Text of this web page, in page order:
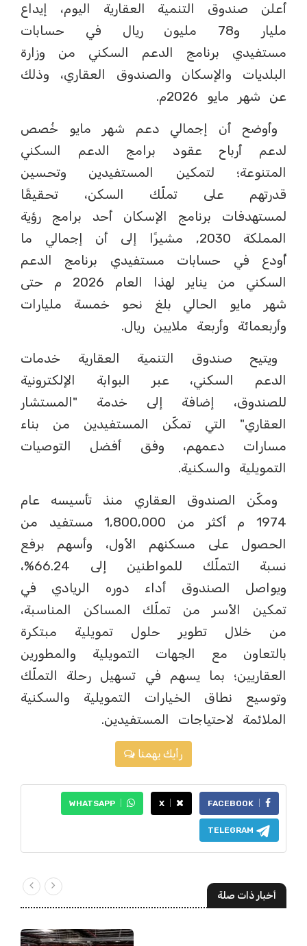
أعلن صندوق التنمية العقارية اليوم، إيداع
مليار و78 مليون ريال في حسابات
مستفيدي برنامج الدعم السكني من وزارة
البلديات والإسكان والصندوق العقاري، وذلك
عن شهر مايو 2026م.
وأوضح أن إجمالي دعم شهر مايو خُصص
لدعم أرباح عقود برامج الدعم السكني
المتنوعة؛ لتمكين المستفيدين وتحسين
قدرتهم على تملّك السكن، تحقيقًا
لمستهدفات برنامج الإسكان أحد برامج رؤية
المملكة 2030, مشيرًا إلى أن إجمالي ما
أُودع في حسابات مستفيدي برنامج الدعم
السكني من يناير لهذا العام 2026 م حتى
شهر مايو الحالي بلغ نحو خمسة مليارات
وأربعمائة وأربعة ملايين ريال.
ويتيح صندوق التنمية العقارية خدمات
الدعم السكني، عبر البوابة الإلكترونية
للصندوق، إضافة إلى خدمة "المستشار
العقاري" التي تمكّن المستفيدين من بناء
مسارات دعمهم، وفق أفضل التوصيات
التمويلية والسكنية.
ومكّن الصندوق العقاري منذ تأسيسه عام
1974 م أكثر من 1,800,000 مستفيد من
الحصول على مسكنهم الأول، وأسهم برفع
نسبة التملّك للمواطنين إلى 66.24%،
ويواصل الصندوق أداء دوره الريادي في
تمكين الأسر من تملّك المساكن المناسبة،
من خلال تطوير حلول تمويلية مبتكرة
بالتعاون مع الجهات التمويلية والمطورين
العقاريين؛ بما يسهم في تسهيل رحلة التملّك
وتوسيع نطاق الخيارات التمويلية والسكنية
الملائمة لاحتياجات المستفيدين.
رأيك يهمنا
FACEBOOK
X
WHATSAPP
TELEGRAM
أخبار ذات صلة